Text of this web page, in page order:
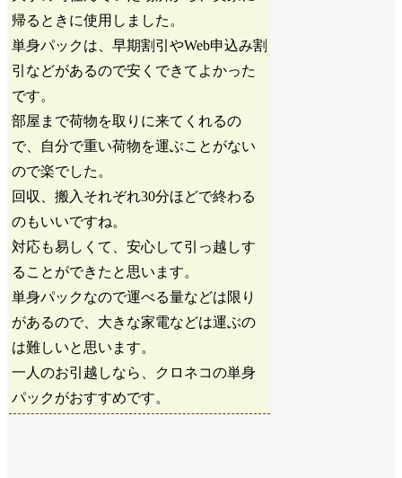
帰るときに使用しました。
単身パックは、早期割引やWeb申込み割
引などがあるので安くできてよかった
です。
部屋まで荷物を取りに来てくれるの
で、自分で重い荷物を運ぶことがない
ので楽でした。
回収、搬入それぞれ30分ほどで終わる
のもいいですね。
対応も易しくて、安心して引っ越しす
ることができたと思います。
単身パックなので運べる量などは限り
があるので、大きな家電などは運ぶの
は難しいと思います。
一人のお引越しなら、クロネコの単身
パックがおすすめです。